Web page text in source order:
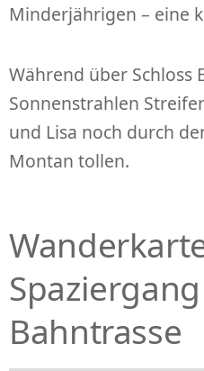
Minderjährigen – eine
Während über Schloss
Sonnenstrahlen
und Lisa noch durch
Montan tollen.
Bahntrasse